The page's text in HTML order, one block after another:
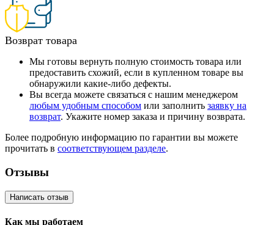
Возврат товара
Мы готовы вернуть полную стоимость товара или
предоставить схожий, если в купленном товаре вы
обнаружили какие-либо дефекты.
Вы всегда можете связаться с нашим менеджером
любым удобным способом или заполнить заявку на
возврат. Укажите номер заказа и причину возврата.
Более подробную информацию по гарантии вы можете
прочитать в соответствующем разделе.
Отзывы
Написать отзыв
Как мы работаем